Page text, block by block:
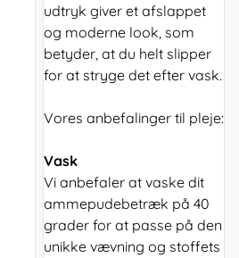
udtryk giver et afslappet
og moderne look, som
betyder, at du helt slipper
for at stryge det efter vask.
Vores anbefalinger til pleje:
Vask
Vi anbefaler at vaske dit
ammepudebetræk på 40
grader for at passe på den
unikke vævning og stoffets